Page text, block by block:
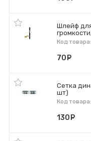
Шлейф для
Код
70
Сетка
шт)
Код
130